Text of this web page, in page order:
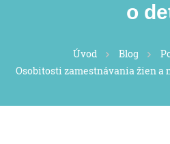
o
Úvod Blog
Osobitosti zamestnávania žien a